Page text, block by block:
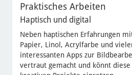
Praktisches Arbeiten
Haptisch und digital
Neben haptischen Erfahrungen
Papier, Linol, Acrylfarbe und
interessanten Apps zur
vertraut gemacht und könnt